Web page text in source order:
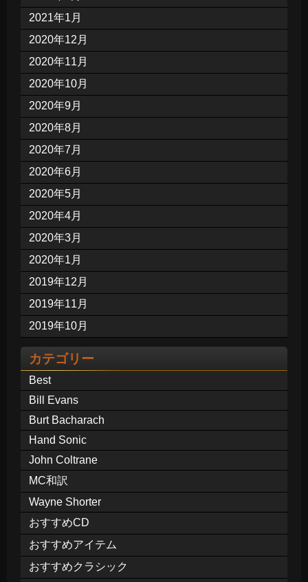
2021年1月
2020年12月
2020年11月
2020年10月
2020年9月
2020年8月
2020年7月
2020年6月
2020年5月
2020年4月
2020年3月
2020年1月
2019年12月
2019年11月
2019年10月
カテゴリー
Best
Bill Evans
Burt Bacharach
Hand Sonic
John Coltrane
MC和訳
Wayne Shorter
おすすめCD
おすすめアイテム
おすすめクラシック